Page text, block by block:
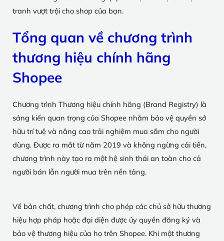
tranh vượt trội cho shop của bạn.
Tổng quan về chương trình
thương hiệu chính hãng
Shopee
Chương trình Thương hiệu chính hãng (Brand Registry) là
sáng kiến quan trọng của Shopee nhằm bảo vệ quyền sở
hữu trí tuệ và nâng cao trải nghiệm mua sắm cho người
dùng. Được ra mắt từ năm 2019 và không ngừng cải tiến,
chương trình này tạo ra một hệ sinh thái an toàn cho cả
người bán lẫn người mua trên nền tảng.
Về bản chất, chương trình cho phép các chủ sở hữu thương
hiệu hợp pháp hoặc đại diện được ủy quyền đăng ký và
bảo vệ thương hiệu của họ trên Shopee. Khi một thương